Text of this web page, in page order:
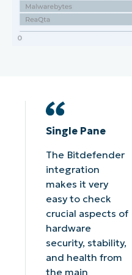
Single Pane
The Bitdefender
integration
makes it very
easy to check
crucial aspects of
hardware
security, stability,
and health from
the main